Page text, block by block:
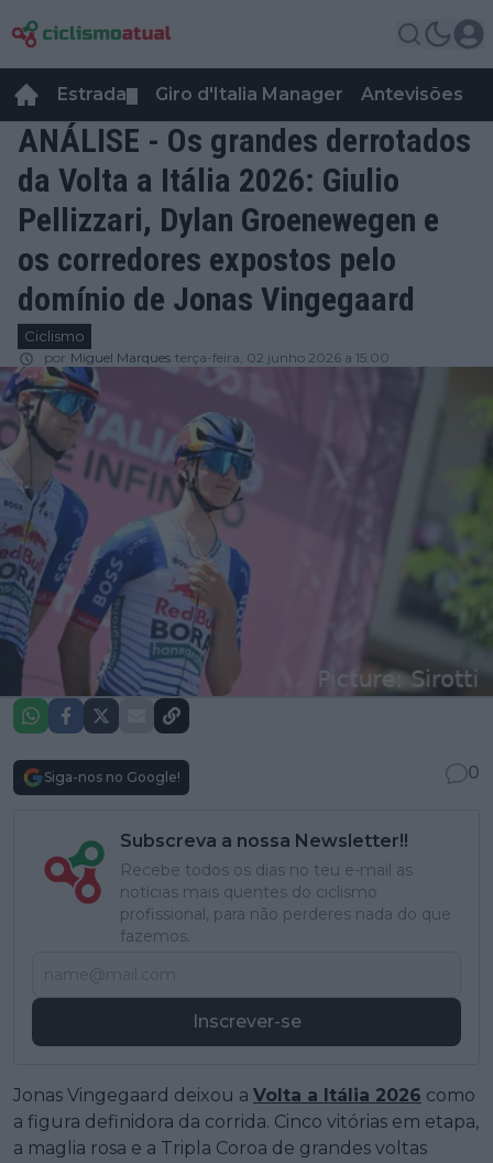
Estrada Giro d'Italia Manager Antevisões
ANÁLISE - Os grandes derrotados
da Volta a Itália 2026: Giulio
Pellizzari, Dylan Groenewegen e
os corredores expostos pelo
domínio de Jonas Vingegaard
Ciclismo
por Miguel Marques terça-feira, 02 junho 2026 a 15:00
Siga-nos no Google! 0
Subscreva a nossa Newsletter!!
Recebe todos os dias no teu e-mail as
notícias mais quentes do ciclismo
profissional, para não perderes nada do que
fazemos.
Inscrever-se
Jonas Vingegaard deixou a Volta a Itália 2026 como
a figura definidora da corrida. Cinco vitórias em etapa,
a maglia rosa e a Tripla Coroa de grandes voltas